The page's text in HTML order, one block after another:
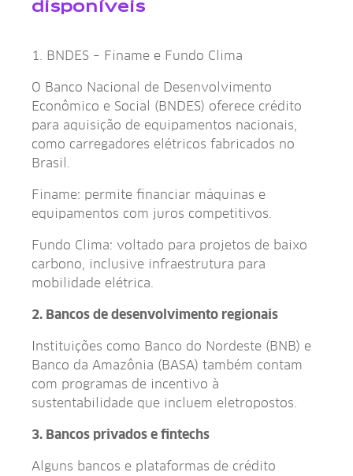
disponíveis
1. BNDES – Finame e Fundo Clima
O Banco Nacional de Desenvolvimento
Econômico e Social (BNDES) oferece crédito
para aquisição de equipamentos nacionais,
como carregadores elétricos fabricados no
Brasil.
Finame: permite financiar máquinas e
equipamentos com juros competitivos.
Fundo Clima: voltado para projetos de baixo
carbono, inclusive infraestrutura para
mobilidade elétrica.
2. Bancos de desenvolvimento regionais
Instituições como Banco do Nordeste (BNB) e
Banco da Amazônia (BASA) também contam
com programas de incentivo à
sustentabilidade que incluem eletropostos.
3. Bancos privados e fintechs
Alguns bancos e plataformas de crédito